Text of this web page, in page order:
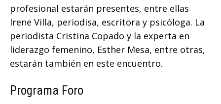
profesional estarán presentes, entre ellas
Irene Villa, periodisa, escritora y psicóloga. La
periodista Cristina Copado y la experta en
liderazgo femenino, Esther Mesa, entre otras,
estarán también en este encuentro.
Programa Foro